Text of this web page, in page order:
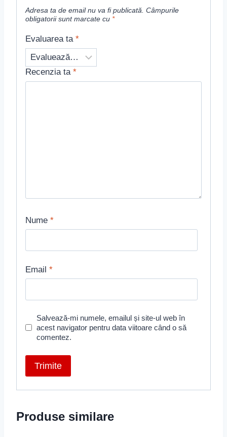
Adresa ta de email nu va fi publicată. Câmpurile
obligatorii sunt marcate cu *
Evaluarea ta *
Recenzia ta *
Nume *
Email *
Salvează-mi numele, emailul și site-ul web în
acest navigator pentru data viitoare când o să
comentez.
Produse similare